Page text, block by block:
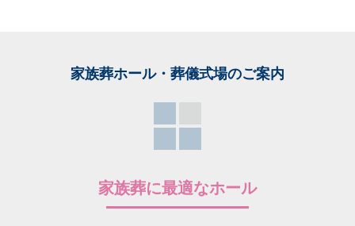
家族葬ホール・葬儀式場のご案内
家族葬に最適なホール